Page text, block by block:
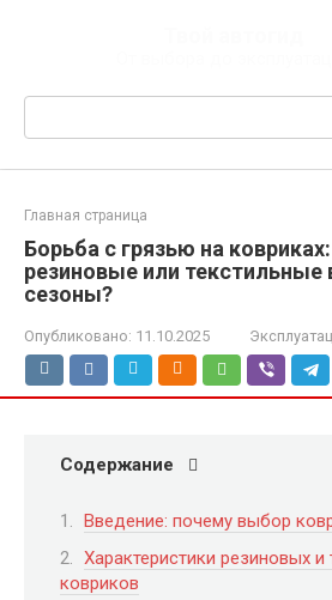
Поиск:
Главная страница
Борьба с грязью на
резиновые или текстильные
сезоны?
Опубликовано: 11.10.2025
Содержание
Введение: почему выбор
Характеристики резиновых и
ковриков